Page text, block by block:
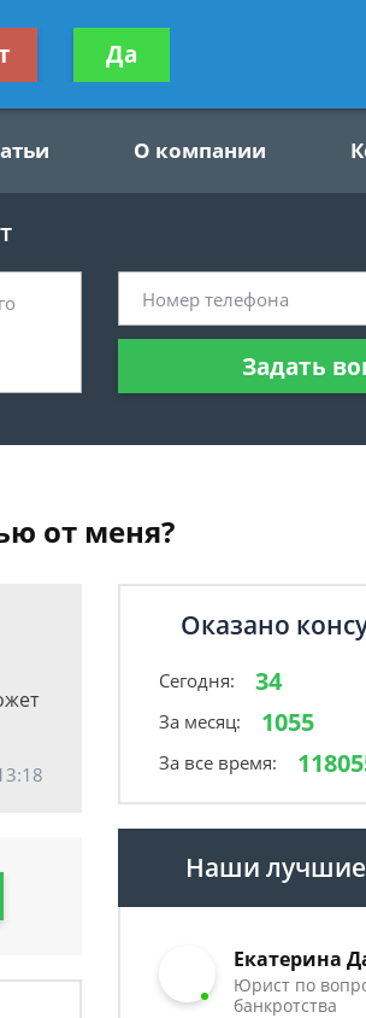
консультацию
бесплатно
О компании
Задать
от меня?
Оказано
Сегодня: 34
За месяц: 1055
За все время:
Наши
Екатерина
Юрист по
банкротства
Да